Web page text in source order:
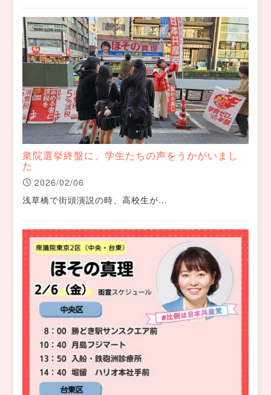
衆院選挙終盤に、学生たちの声をうかがいまし
た
2026/02/06
浅草橋で街頭演説の時、高校生が…